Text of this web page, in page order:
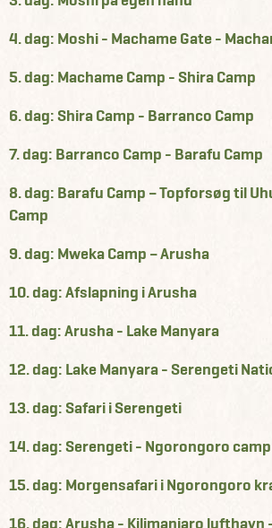
4. dag: Moshi - Machame Gate -
5. dag: Machame Camp - Shira Camp
6. dag: Shira Camp - Barranco Camp
7. dag: Barranco Camp - Barafu Camp
8. dag: Barafu Camp – Topforsøg til
Camp
9. dag: Mweka Camp – Arusha
10. dag: Afslapning i Arusha
11. dag: Arusha - Lake Manyara
12. dag: Lake Manyara - Serengeti
13. dag: Safari i Serengeti
14. dag: Serengeti - Ngorongoro
15. dag: Morgensafari i Ngorongoro
16. dag: Arusha - Kilimanjaro lufthavn